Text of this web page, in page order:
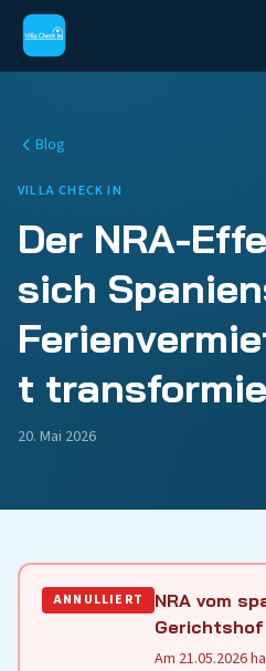
Blog
VILLA CHECK IN
Der NRA-
sich
t
20. Mai 2026
ANNULLIERT
NRA vom
Am 21.05.2026